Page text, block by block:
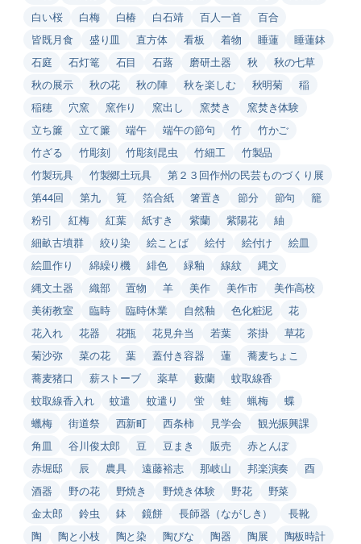
白い桜
白梅 白椿 白石靖 百人一首
百合
皆既月食
盛り皿 直方体 看板 着物 睡蓮
睡蓮鉢
石庭
石灯篭 石目 石蕗 磨研土器 秋
秋の七草
秋の展示
秋の花 秋の陣 秋を楽しむ 秋明菊
稲
稲穂
穴窯 窯作り 窯出し 窯焚き
窯焚き体験
立ち簾
立て簾 端午 端午の節句 竹
竹かご
竹ざる
竹彫刻 竹彫刻昆虫 竹細工
竹製品
竹製玩具
竹製郷土玩具
第２３回作州の民芸ものづくり展
第44回
第九 筧 箔合紙 箸置き 節分 節句
籠
粉引
紅梅 紅葉 紙すき 紫蘭 紫陽花
紬
細畝古墳群
絞り染 絵ことば 絵付 絵付け
絵皿
絵皿作り
綿繰り機 緋色 緑釉 線紋
縄文
縄文土器
織部 置物 羊 美作 美作市
美作高校
美術教室
臨時 臨時休業 自然釉 色化粧泥
花
花入れ
花器 花瓶 花見弁当 若葉 茶掛
草花
菊沙弥
菜の花 葉 蓋付き容器 蓮
蕎麦ちょこ
蕎麦猪口
薪ストーブ 薬草 藪蘭
蚊取線香
蚊取線香入れ
蚊遣 蚊遣り 蛍 蛙 蝋梅
蝶
蠟梅
街道祭 西新町 西条柿 見学会
観光振興課
角皿
谷川俊太郎 豆 豆まき 販売
赤とんぼ
赤堀邸
辰 農具 遠藤裕志 那岐山 邦楽演奏
酉
酒器
野の花 野焼き 野焼き体験 野花
野菜
金太郎
鈴虫 鉢 鏡餅 長師器（ながしき）
長靴
陶
陶と小枝 陶と染 陶びな 陶器 陶展
陶板時計